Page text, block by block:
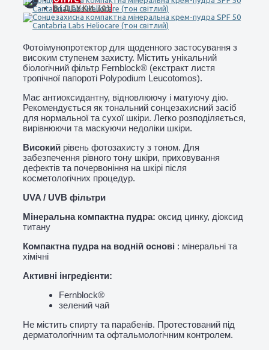
ВІДГУКИ (0)
Фотоімунопротектор для щоденного застосування з
високим ступенем захисту. Містить унікальний
біологічний фільтр Fernblock® (екстракт листя
тропічної папороті Polypodium Leucotomos).
Має антиоксидантну, відновлюючу і матуючу дію.
Рекомендується як тональний сонцезахисний засіб
для нормальної та сухої шкіри. Легко розподіляється,
вирівнюючи та маскуючи недоліки шкіри.
Високий рівень фотозахисту з тоном. Для
забезпечення рівного тону шкіри, приховування
дефектів та почервоніння на шкірі після
косметологічних процедур.
UVA / UVB фільтри
Мінеральна компактна пудра: оксид цинку, діоксид
титану
Компактна пудра на водній основі : мінеральні та
хімічні
Активні інгредієнти:
Fernblock®
зелений чай
Не містить спирту та парабенів. Протестований під
дерматологічним та офтальмологічним контролем.